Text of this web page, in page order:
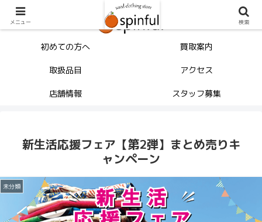
初めての方へ 買取案内
取扱品目 アクセス
店舗情報 スタッフ募集
新生活応援フェア【第2弾】まとめ売りキ
ャンペーン
未分類
メニュー 検索